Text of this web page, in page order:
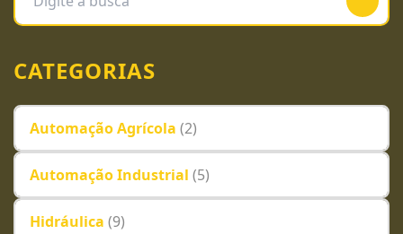
CATEGORIAS
Automação Agrícola (2)
Automação Industrial (5)
Hidráulica (9)